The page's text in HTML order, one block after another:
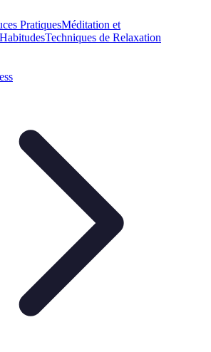
PratiquesMéditation et
Techniques de Relaxation